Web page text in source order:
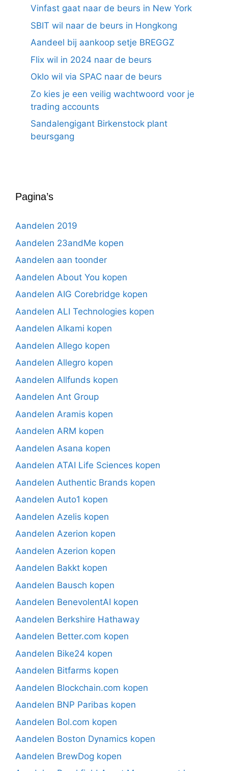
Vinfast gaat naar de beurs in New York
SBIT wil naar de beurs in Hongkong
Aandeel bij aankoop setje BREGGZ
Flix wil in 2024 naar de beurs
Oklo wil via SPAC naar de beurs
Zo kies je een veilig wachtwoord voor je
trading accounts
Sandalengigant Birkenstock plant
beursgang
Pagina’s
Aandelen 2019
Aandelen 23andMe kopen
Aandelen aan toonder
Aandelen About You kopen
Aandelen AIG Corebridge kopen
Aandelen ALI Technologies kopen
Aandelen Alkami kopen
Aandelen Allego kopen
Aandelen Allegro kopen
Aandelen Allfunds kopen
Aandelen Ant Group
Aandelen Aramis kopen
Aandelen ARM kopen
Aandelen Asana kopen
Aandelen ATAI Life Sciences kopen
Aandelen Authentic Brands kopen
Aandelen Auto1 kopen
Aandelen Azelis kopen
Aandelen Azerion kopen
Aandelen Azerion kopen
Aandelen Bakkt kopen
Aandelen Bausch kopen
Aandelen BenevolentAI kopen
Aandelen Berkshire Hathaway
Aandelen Better.com kopen
Aandelen Bike24 kopen
Aandelen Bitfarms kopen
Aandelen Blockchain.com kopen
Aandelen BNP Paribas kopen
Aandelen Bol.com kopen
Aandelen Boston Dynamics kopen
Aandelen BrewDog kopen